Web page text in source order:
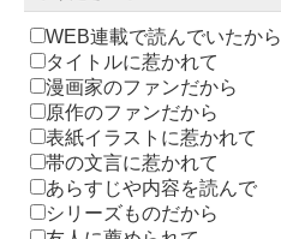
WEB連載で読んでいたから
タイトルに惹かれて
漫画家のファンだから
原作のファンだから
表紙イラストに惹かれて
帯の文言に惹かれて
あらすじや内容を読んで
シリーズものだから